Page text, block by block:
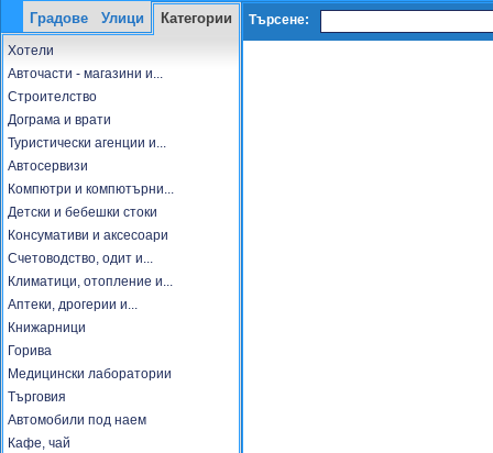
Градове Улици Категории
Хотели
Авточасти - магазини и...
Строителство
Дограма и врати
Туристически агенции и...
Автосервизи
Компютри и компютърни...
Детски и бебешки стоки
Консумативи и аксесоари
Счетоводство, одит и...
Климатици, отопление и...
Аптеки, дрогерии и...
Книжарници
Горива
Медицински лаборатории
Търговия
Автомобили под наем
Кафе, чай
Търсене: